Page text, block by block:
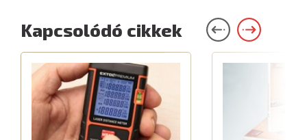
Kapcsolódó cikkek